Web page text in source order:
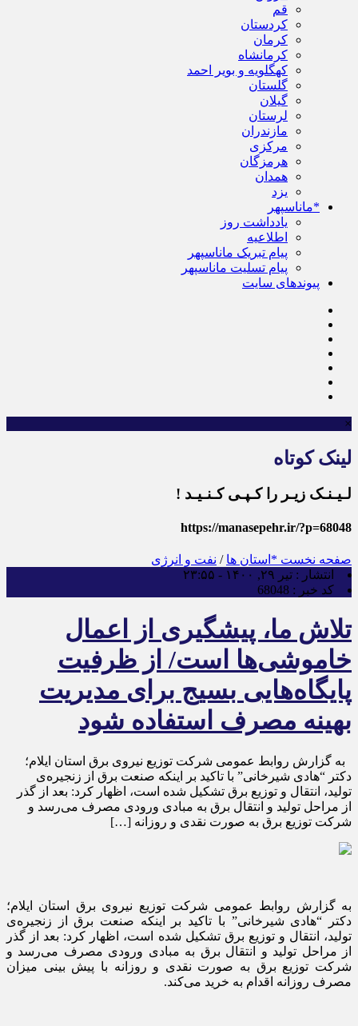
قم
کردستان
کرمان
کرمانشاه
کهگلویه و بویر احمد
گلستان
گیلان
لرستان
مازندران
مرکزی
هرمزگان
همدان
یزد
*ماناسپهر
یادداشت روز
اطلاعیه
پیام تبریک ماناسپهر
پیام تسلیت ماناسپهر
پیوندهای سایت
×
لینک کوتاه
لـیـنـک زیـر را کـپـی کـنـیـد !
https://manasepehr.ir/?p=68048
صفحه نخست *استان ها / نفت و انرژی
انتشار : تیر ۲۹, ۱۴۰۰ - ۲۳:۵۵
کد خبر : 68048
تلاش ما، پیشگیری از اعمال
خاموشی‌ها است/ از ظرفیت
پایگاه‌هایی بسیج برای مدیریت
بهینه مصرف استفاده شود
به گزارش روابط عمومی شرکت توزیع نیروی برق استان ایلام؛
دکتر “هادی شیرخانی” با تاکید بر اینکه صنعت برق از زنجیره‌ی
تولید، انتقال و توزیع برق تشکیل شده است، اظهار کرد: بعد از گذر
از مراحل تولید و انتقال برق به مبادی ورودی مصرف می‌رسد و
شرکت توزیع برق به صورت نقدی و روزانه […]
به گزارش روابط عمومی شرکت توزیع نیروی برق استان ایلام؛
دکتر “هادی شیرخانی” با تاکید بر اینکه صنعت برق از زنجیره‌ی
تولید، انتقال و توزیع برق تشکیل شده است، اظهار کرد: بعد از گذر
از مراحل تولید و انتقال برق به مبادی ورودی مصرف می‌رسد و
شرکت توزیع برق به صورت نقدی و روزانه با پیش بینی میزان
مصرف روزانه اقدام به خرید می‌کند.